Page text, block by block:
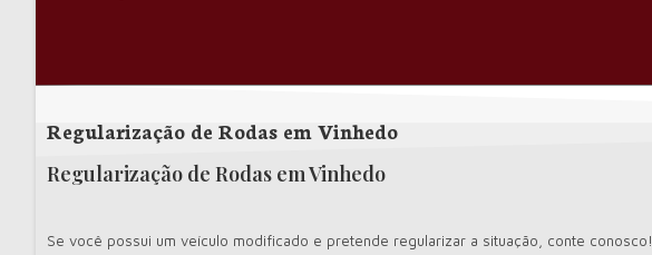
Regularização de Rodas em Vinhedo
Regularização de Rodas em Vinhedo
Se você possui um veículo modificado e pretende regularizar a situação, conte conosco!